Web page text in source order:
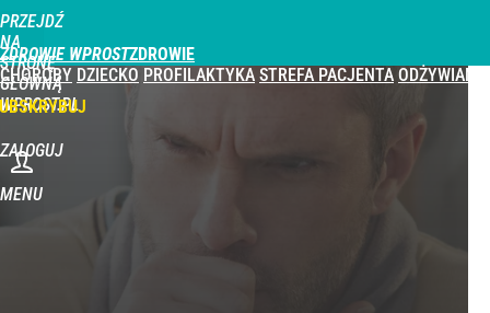
PRZEJDŹ
NA
STRONĘ
GŁÓWNĄ
WPROST.PL
ZDROWIE WPROST
CHOROBY DZIECKO PROFILAKTYKA STREFA PACJENTA ODŻYWIANIE
ZALOGUJ
MENU